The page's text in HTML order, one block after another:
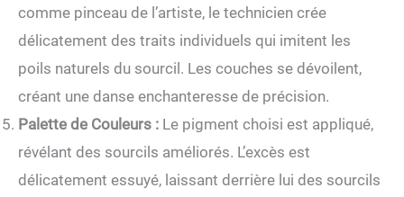
comme pinceau de l’artiste, le technicien crée
délicatement des traits individuels qui imitent les
poils naturels du sourcil. Les couches se dévoilent,
créant une danse enchanteresse de précision.
Palette de Couleurs : Le pigment choisi est appliqué,
révélant des sourcils améliorés. L’excès est
délicatement essuyé, laissant derrière lui des sourcils